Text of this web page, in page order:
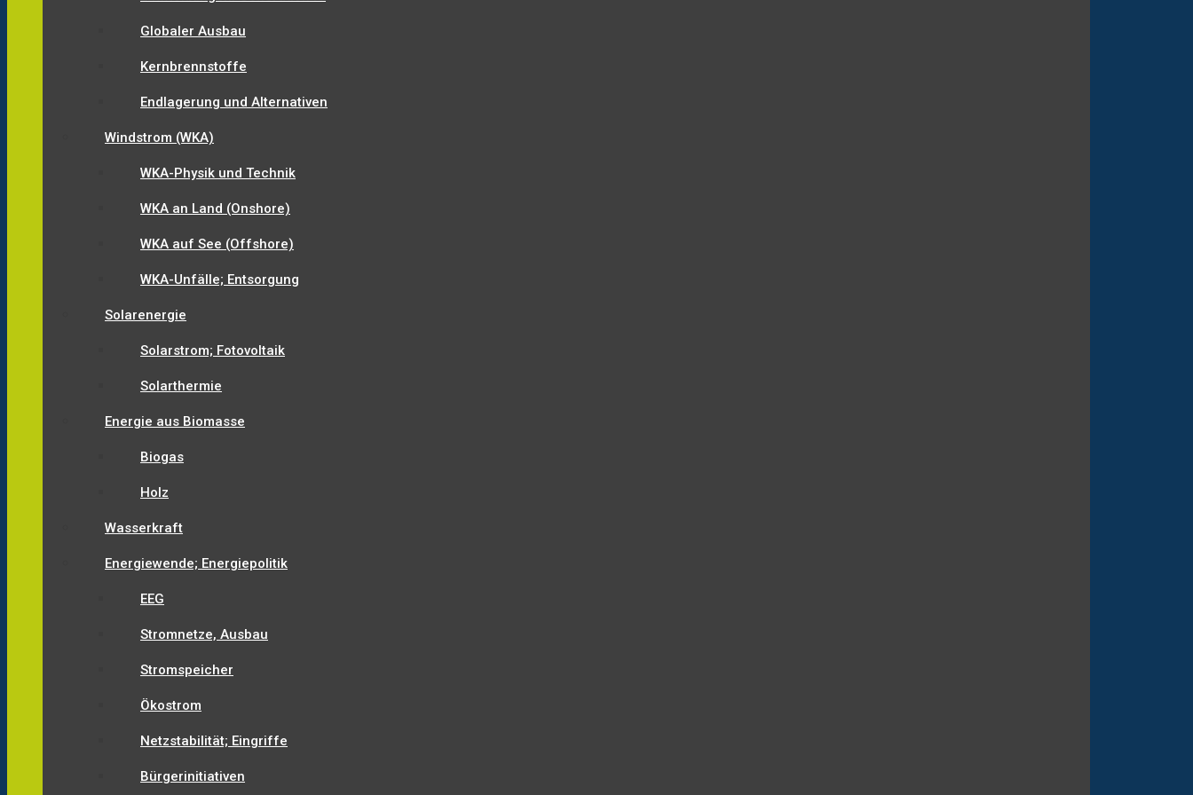
Globaler Ausbau
Kernbrennstoffe
Endlagerung und Alternativen
Windstrom (WKA)
WKA-Physik und Technik
WKA an Land (Onshore)
WKA auf See (Offshore)
WKA-Unfälle; Entsorgung
Solarenergie
Solarstrom; Fotovoltaik
Solarthermie
Energie aus Biomasse
Biogas
Holz
Wasserkraft
Energiewende; Energiepolitik
EEG
Stromnetze, Ausbau
Stromspeicher
Ökostrom
Netzstabilität; Eingriffe
Bürgerinitiativen